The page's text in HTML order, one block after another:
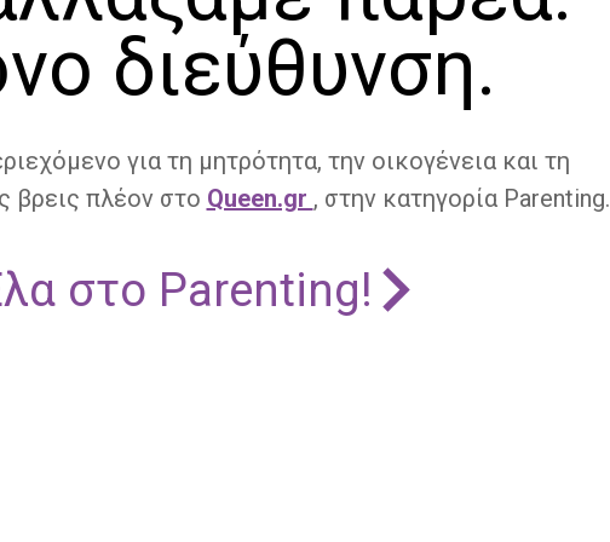
διεύθυνση.
για τη μητρότητα, την οικογένεια και τη
βρεις πλέον στο Queen.gr , στην κατηγορία Parenting.
στο Parenting!